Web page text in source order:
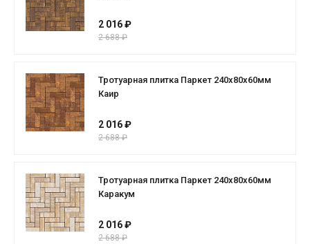
2 016 ₽
2 688 ₽
Тротуарная плитка Паркет 240x80x60мм
Каир
2 016 ₽
2 688 ₽
Тротуарная плитка Паркет 240x80x60мм
Каракум
2 016 ₽
2 688 ₽